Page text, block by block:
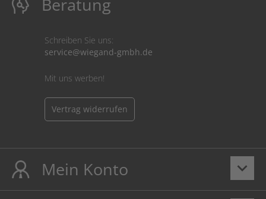
Schreiben Sie uns:
service@wiegand-gmbh.de
Mit uns werben!
Vertrag widerrufen
keyboard_arrow_down
Mein Konto